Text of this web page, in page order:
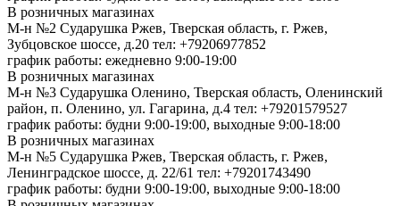
В розничных магазинах
М-н №2 Cударушка Ржев, Тверская область, г. Ржев,
Зубцовское шоссе, д.20 тел: +79206977852
график работы: ежедневно 9:00-19:00
В розничных магазинах
М-н №3 Сударушка Оленино, Тверская область, Оленинский
район, п. Оленино, ул. Гагарина, д.4 тел: +79201579527
график работы: будни 9:00-19:00, выходные 9:00-18:00
В розничных магазинах
М-н №5 Сударушка Ржев, Тверская область, г. Ржев,
Ленинградское шоссе, д. 22/61 тел: +79201743490
график работы: будни 9:00-19:00, выходные 9:00-18:00